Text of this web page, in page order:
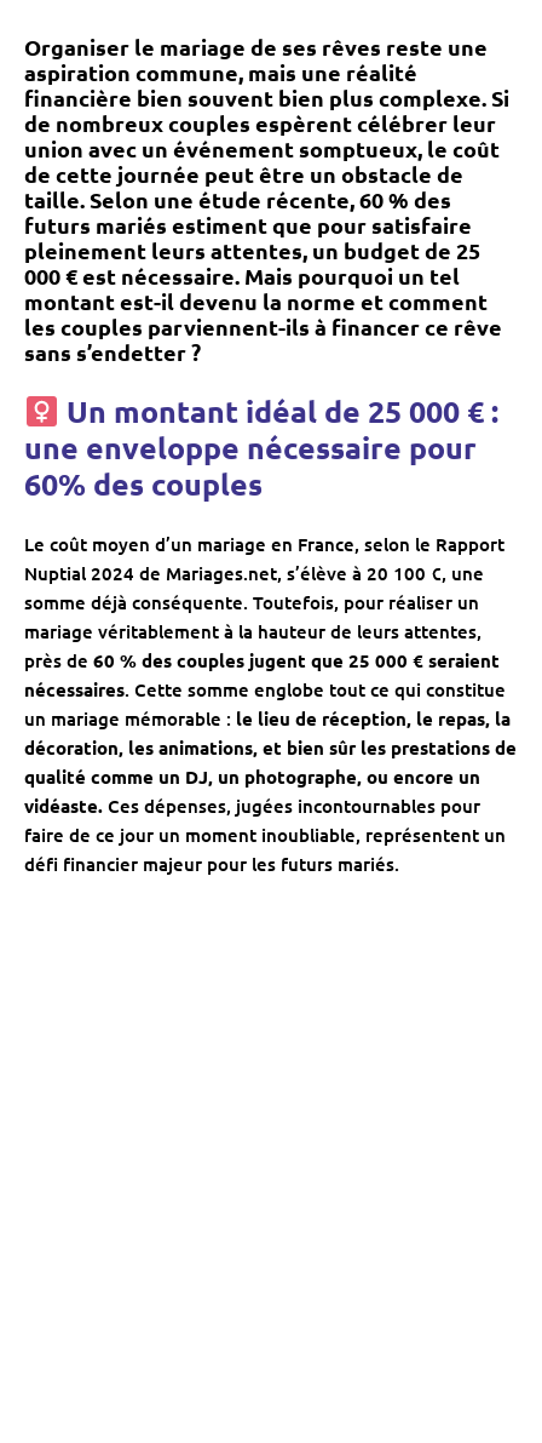
Organiser le mariage de ses rêves reste une
aspiration commune, mais une réalité
financière bien souvent bien plus complexe. Si
de nombreux couples espèrent célébrer leur
union avec un événement somptueux, le coût
de cette journée peut être un obstacle de
taille. Selon une étude récente, 60 % des
futurs mariés estiment que pour satisfaire
pleinement leurs attentes, un budget de 25
000 € est nécessaire. Mais pourquoi un tel
montant est-il devenu la norme et comment
les couples parviennent-ils à financer ce rêve
sans s’endetter ?
Un montant idéal de 25 000 € :
une enveloppe nécessaire pour
60% des couples
Le coût moyen d’un mariage en France, selon le Rapport
Nuptial 2024 de Mariages.net, s’élève à 20 100 €, une
somme déjà conséquente. Toutefois, pour réaliser un
mariage véritablement à la hauteur de leurs attentes,
près de 60 % des couples jugent que 25 000 € seraient
nécessaires. Cette somme englobe tout ce qui constitue
un mariage mémorable : le lieu de réception, le repas, la
décoration, les animations, et bien sûr les prestations de
qualité comme un DJ, un photographe, ou encore un
vidéaste. Ces dépenses, jugées incontournables pour
faire de ce jour un moment inoubliable, représentent un
défi financier majeur pour les futurs mariés.